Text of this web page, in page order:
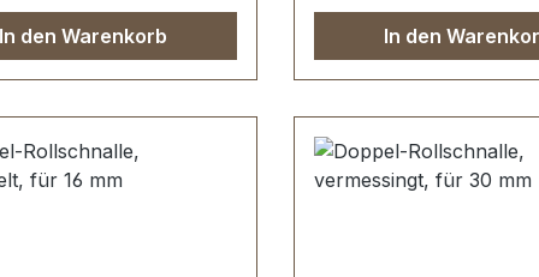
1 Stück Doppel-
In den Warenkorb
Lieferumfang: 1 Stück
Rollschnalle
In den